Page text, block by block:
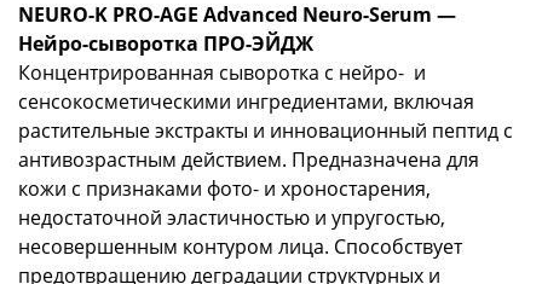
NEURO-K PRO-AGE Advanced Neuro-Serum —
Нейро-сыворотка ПРО-ЭЙДЖ
Концентрированная сыворотка с нейро- и
сенсокосметическими ингредиентами, включая
растительные экстракты и инновационный пептид с
антивозрастным действием. Предназначена для
кожи с признаками фото- и хроностарения,
недостаточной эластичностью и упругостью,
несовершенным контуром лица. Способствует
предотвращению деградации структурных и